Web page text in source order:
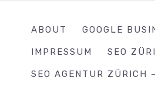
ABOUT GOOGLE
IMPRESSUM SEO
SEO AGENTUR ZÜRICH